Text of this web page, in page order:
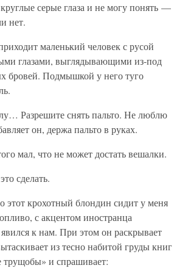
серые глаза и не могу понять —
нет.
маленький человек с русой
глазами, выглядывающими из-под
бровей. Подмышкой у него туго
Разрешите снять пальто. Не люблю
он, держа пальто в руках.
мал, что не может достать вешалки.
сделать.
этот крохотный блондин сидит у меня
с акцентом иностранца
явился к нам. При этом он раскрывает
из тесно набитой груды книг
трущобы» и спрашивает: